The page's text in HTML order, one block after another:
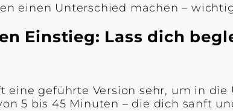
einen Unterschied machen –
Einstieg: Lass dich
eine geführte Version sehr, um in
5 bis 45 Minuten – die dich sanft